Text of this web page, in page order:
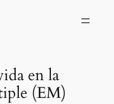
en la
(EM)